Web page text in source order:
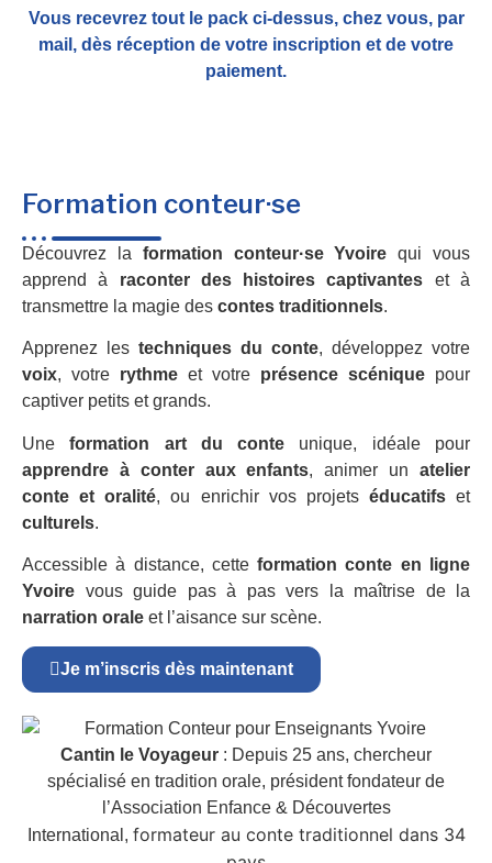
Vous recevrez tout le pack ci-dessus, chez vous, par
mail, dès réception de votre inscription et de votre
paiement.
Formation conteur·se
Découvrez la formation conteur·se Yvoire qui vous
apprend à raconter des histoires captivantes et à
transmettre la magie des contes traditionnels.
Apprenez les techniques du conte, développez votre
voix, votre rythme et votre présence scénique pour
captiver petits et grands.
Uneformation art du conte unique, idéale pour
apprendre à conter aux enfants, animer unatelier
conte et oralité, ou enrichir vos projets éducatifset
culturels.
Accessible à distance, cetteformation conte en ligne
Yvoire vous guide pas à pas vers la maîtrise de la
narration orale et l’aisance sur scène.
Je m’inscris dès maintenant
Cantin le Voyageur : Depuis 25 ans, chercheur
spécialisé en tradition orale, président fondateur de
l’Association Enfance & Découvertes
International, formateur au conte traditionnel dans 34